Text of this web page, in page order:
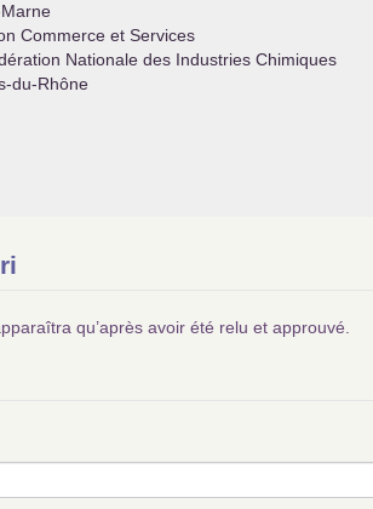
Commerce et Services
Nationale des Industries Chimiques
du-Rhône
qu’après avoir été relu et approuvé.